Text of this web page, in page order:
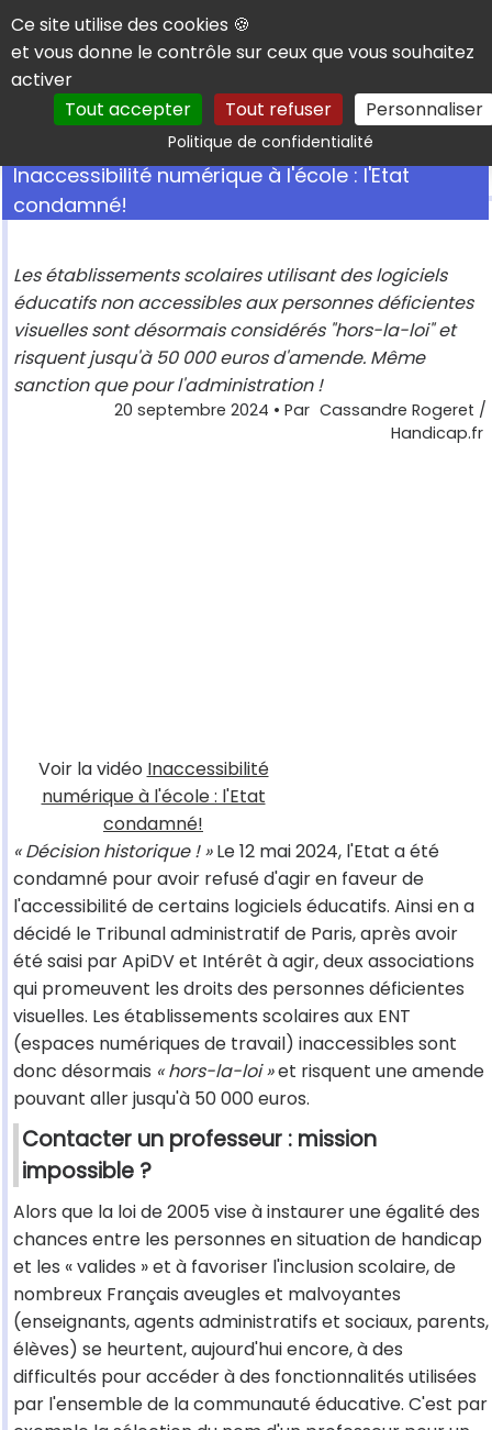
Panneau de gestion des cookies
Ce site utilise des cookies 🍪
et vous donne le contrôle sur ceux que vous souhaitez
activer
Tout accepter
Tout refuser Personnaliser
Politique de confidentialitéRechercher
Inaccessibilité numérique à l'école : l'Etat
condamné!
Les établissements scolaires utilisant des logiciels
éducatifs non accessibles aux personnes déficientes
visuelles sont désormais considérés "hors-la-loi" et
risquent jusqu'à 50 000 euros d'amende. Même
sanction que pour l'administration !
20 septembre 2024 • Par Cassandre Rogeret /
Handicap.fr
Voir la vidéo Inaccessibilité
numérique à l'école : l'Etat
condamné!
« Décision historique ! »Le 12 mai 2024, l'Etat a été
condamné pour avoir refusé d'agir en faveur de
l'accessibilité de certains logiciels éducatifs. Ainsi en a
décidé le Tribunal administratif de Paris, après avoir
été saisi par ApiDV et Intérêt à agir, deux associations
qui promeuvent les droits des personnes déficientes
visuelles. Les établissements scolaires aux ENT
(espaces numériques de travail) inaccessibles sont
donc désormais « hors-la-loi »et risquent une amende
pouvant aller jusqu'à 50 000 euros.
Contacter un professeur : mission
impossible ?
Alors que la loi de 2005 vise à instaurer une égalité des
chances entre les personnes en situation de handicap
et les « valides » et à favoriser l'inclusion scolaire, de
nombreux Français aveugles et malvoyantes
(enseignants, agents administratifs et sociaux, parents,
élèves) se heurtent, aujourd'hui encore, à des
difficultés pour accéder à des fonctionnalités utilisées
par l'ensemble de la communauté éducative. C'est par